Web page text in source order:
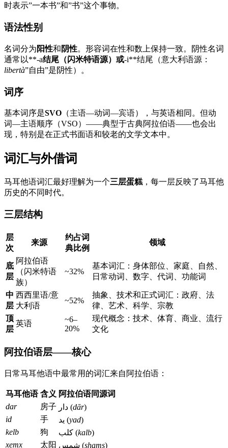
时表示”一本书”和”书”这个事物。
语法性别
名词分为 阳性和 阴性。形容词在性和数上保持一致。阴性名词
通常以**-a结尾（闪米特语源）或-i**结尾（意大利语源：
libertà”自由”是阴性）。
词序
基本词序是SVO （主语—动词—宾语），与英语相同。但动
词—主语顺序（VSO）——典型于古典阿拉伯语——也会出
现，特别是在正式书面语和较老的文学文本中。
词汇与外借词
马耳他语词汇最好理解为一个三层蛋糕 ，每一层反映了马耳他
历史的不同时代。
三层结构
层
次
来源
约占词
典比例
领域
底
层
阿拉伯语
（闪米特语
族）
~32%
基本词汇：身体部位、家庭、自然、
日常动词、数字、代词、功能词
中
层
西西里语/意
大利语
~52%
抽象、技术和正式词汇：政府、法
律、艺术、科学、宗教
顶
层
英语
~6–
20%
现代概念：技术、体育、商业、流行
文化
阿拉伯语层——核心
日常马耳他语中最常用的词汇来自阿拉伯语：
马耳他语 含义 阿拉伯语同源词
dar
房子 دار (dār)
id
手 يد (yad)
kelb
狗 كلب (kalb)
xemx
太阳 شمس (shams)